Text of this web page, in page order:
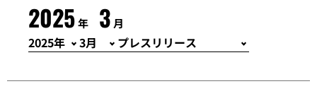
2025年 3 月